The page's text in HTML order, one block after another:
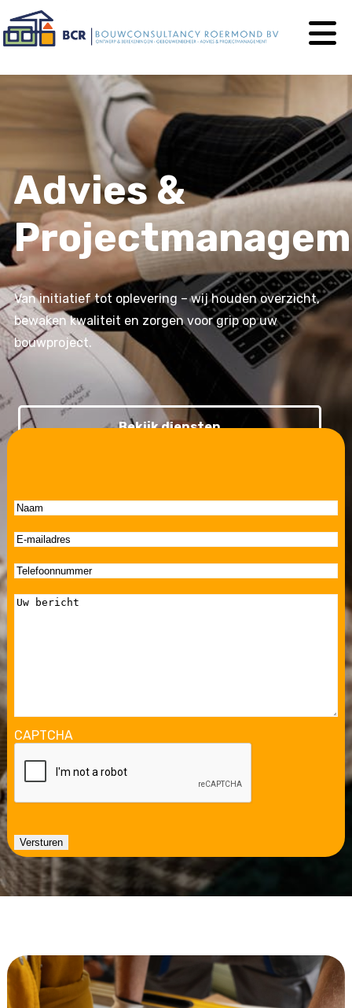
Advies &
Van initiatief tot oplevering – wij houden overzicht,
bewaken kwaliteit en zorgen voor grip op uw
bouwproject.
Bekijk diensten
Naam
E-
Telefoonnummer
Bericht
CAPTCHA